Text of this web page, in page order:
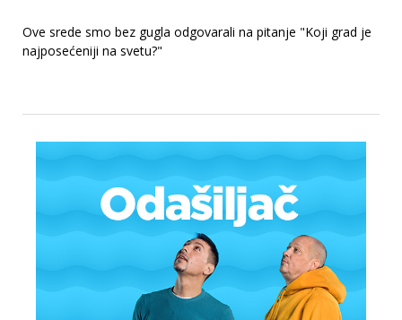
Ove srede smo bez gugla odgovarali na pitanje "Koji grad je
najposećeniji na svetu?"